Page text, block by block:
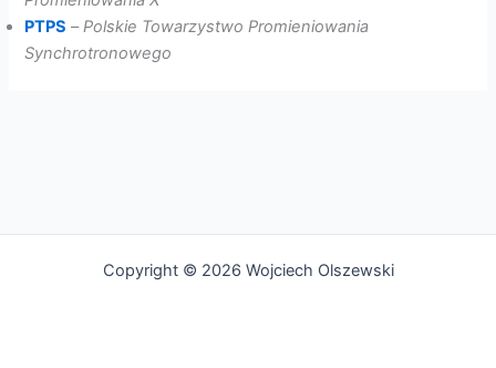
PTPS –Polskie Towarzystwo Promieniowania
Synchrotronowego
Copyright © 2026 Wojciech Olszewski